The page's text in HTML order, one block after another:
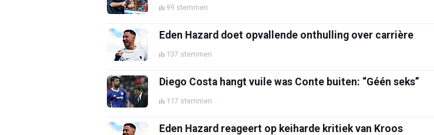
99 stemmen
Eden Hazard doet opvallende onthulling over carrière
137 stemmen
Diego Costa hangt vuile was Conte buiten: “Géén seks”
117 stemmen
Eden Hazard reageert op keiharde kritiek van Kroos